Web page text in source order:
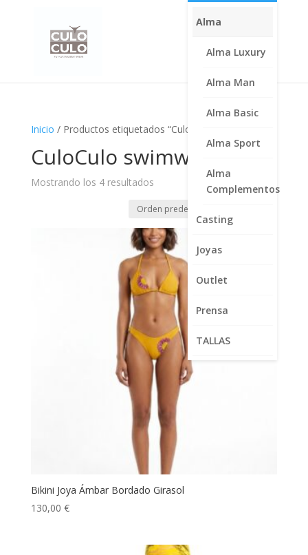
Alma
Alma Luxury
Alma Man
Alma Basic
Alma Sport
Alma
Complementos
Casting
Joyas
Outlet
Prensa
TALLAS
Inicio / Productos etiquetados “CuloCulo swimwear”
CuloCulo swimwear
Mostrando los 4 resultados
Bikini Joya Ámbar Bordado Girasol
130,00 €